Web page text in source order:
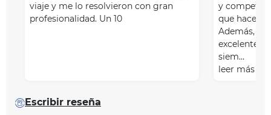
viaje y me lo resolvieron con gran
profesionalidad. Un 10
y
que hacen
Además, el
excelente:
siem…
leer más
Escribir reseña